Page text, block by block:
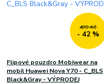
499 Kč
- 42 %
Flipové pouzdro Mobiwear na
mobil Huawei Nova Y70 - C_BLS
Black&Gray - VÝPRODEJ